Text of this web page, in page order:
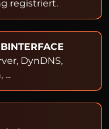
registriert.
DynDNS,